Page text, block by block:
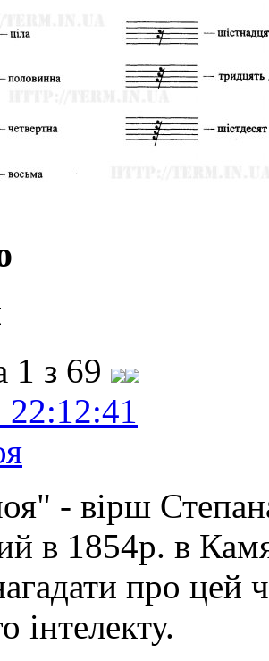
1 з 69
22:12:41
- вірш
в 1854р. в
про цей
інтелекту.